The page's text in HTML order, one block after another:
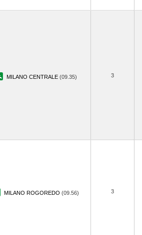
MILANO CENTRALE (09.35) 3
MILANO ROGOREDO (09.56) 3